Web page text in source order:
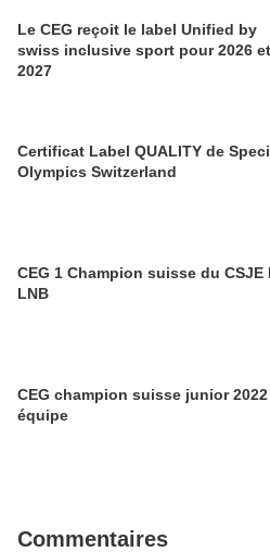
Le CEG reçoit le label Unified by
swiss inclusive sport pour 2026 et
2027
Certificat Label QUALITY de
Olympics Switzerland
CEG 1 Champion suisse du CSJE
LNB
CEG champion suisse junior
équipe
Commentaires